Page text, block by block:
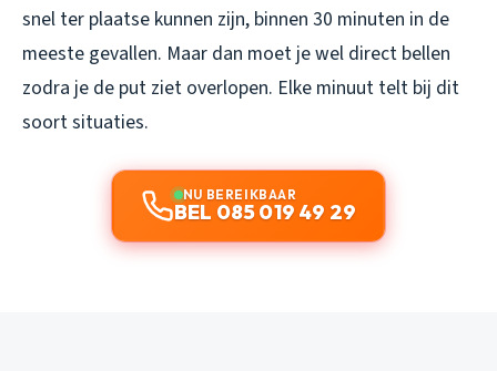
snel ter plaatse kunnen zijn, binnen 30 minuten in de
meeste gevallen. Maar dan moet je wel direct bellen
zodra je de put ziet overlopen. Elke minuut telt bij dit
soort situaties.
NU BEREIKBAAR
BEL 085 019 49 29